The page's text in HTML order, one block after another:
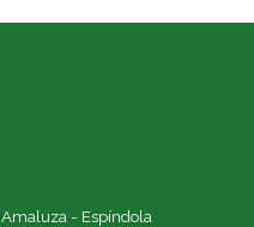
Amaluza - Espíndola